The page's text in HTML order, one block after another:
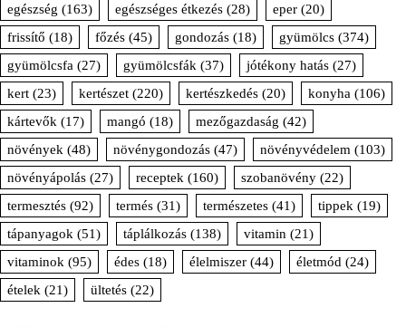
egészség (163) egészséges étkezés (28) eper (20)
frissítő (18) főzés (45) gondozás (18) gyümölcs (374)
gyümölcsfa (27) gyümölcsfák (37) jótékony hatás (27)
kert (23) kertészet (220) kertészkedés (20) konyha (106)
kártevők (17) mangó (18) mezőgazdaság (42)
növények (48) növénygondozás (47) növényvédelem (103)
növényápolás (27) receptek (160) szobanövény (22)
termesztés (92) termés (31) természetes (41) tippek (19)
tápanyagok (51) táplálkozás (138) vitamin (21)
vitaminok (95) édes (18) élelmiszer (44) életmód (24)
ételek (21) ültetés (22)